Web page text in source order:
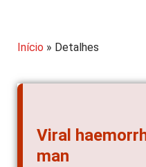
Início » Detalhes
Viral
man